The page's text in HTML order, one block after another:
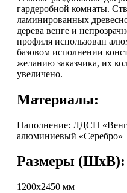
гардеробной комнаты.
ламинированных
дерева венге и
профиля использован
базовом исполнении
желанию заказчика, их
увеличено.
Материалы:
Наполнение: ЛДСП
алюминиевый «Серебро»
Размеры (ШхВ):
1200х2450 мм